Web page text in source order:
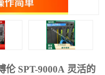
伦 SPT-9000A 灵活的